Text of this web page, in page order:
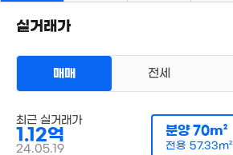
실거래가
매매 전세
최근 실거래가
1.12억
24.05.19
분양70m²
전용 57.33m²